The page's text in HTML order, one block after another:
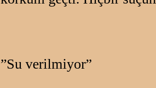
”Su verilmiyor”